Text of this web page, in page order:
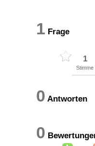
1
1
Stimme
0
0